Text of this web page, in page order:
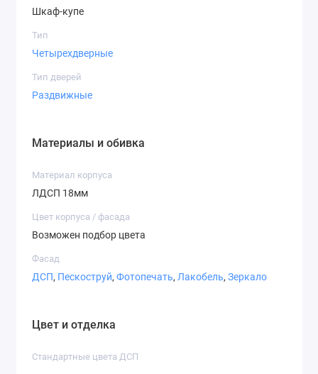
Варианты фасадов
Шкаф-купе
Тип
Четырехдверные
Тип дверей
Раздвижные
Материалы и обивка
Материал корпуса
ЛДСП 18мм
Цвет корпуса / фасада
Возможен подбор цвета
Фасад
ДСП, Пескоструй, Фотопечать, Лакобель, Зеркало
Цвет и отделка
Стандартные цвета ДСП